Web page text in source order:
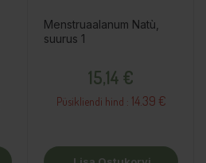
Menstruaalanum Natù,
suurus 1
15,14 €
Püsikliendi hind : 14.39 €